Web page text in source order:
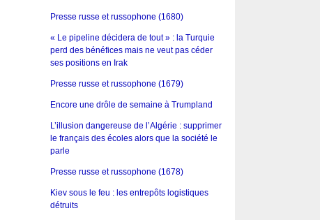
Presse russe et russophone (1680)
« Le pipeline décidera de tout » : la Turquie
perd des bénéfices mais ne veut pas céder
ses positions en Irak
Presse russe et russophone (1679)
Encore une drôle de semaine à Trumpland
L’illusion dangereuse de l’Algérie : supprimer
le français des écoles alors que la société le
parle
Presse russe et russophone (1678)
Kiev sous le feu : les entrepôts logistiques
détruits